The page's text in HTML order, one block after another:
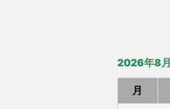
2026年8月
月